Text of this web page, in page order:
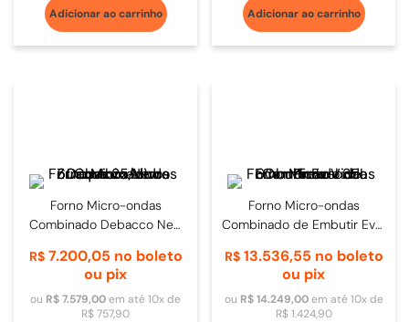
Adicionar ao carrinho Adicionar ao carrinho
Forno Micro-ondas
Combinado Debacco New
Inox/Vidro
R$ 7.200,05 no boleto
ou pix
ou R$7.579,00em até10x de
R$757,90
Forno Micro-ondas
Combinado de Embutir Evol
R$ 13.536,55 no boleto
ou pix
ou R$ 14.249,00em até10x de
R$ 1.424,90